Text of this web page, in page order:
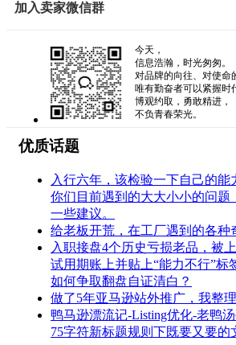
加入卖家微信群
今天，
信息浩瀚，时光匆匆。
对品牌的向往、对使命
唯有勤奋者可以紧握时
博观约取，勇敢精进，
不负青春荣光。
优质话题
入行六年，该检验一下自己的能
你们目前遇到的大大小小的问题
一些建议。
给老板开荒，在工厂遇到的各种
入职接盘4个历史亏损老品，被
试用期账上并贴上“能力不行”标
如何争取翻盘自证清白？
做了5年亚马逊站外推广，我整
鸭马逊漂流记-Listing优化-老鸭
75字符新标题规则下既要又要的